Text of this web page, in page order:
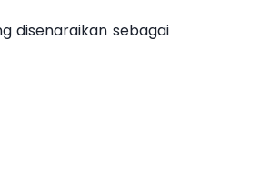
disenaraikan sebagai